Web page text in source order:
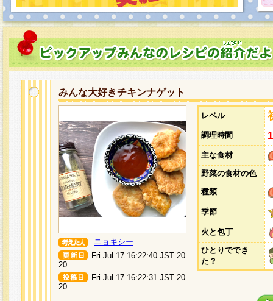
みんな大好きチキンナゲット
ニョキシー
Fri Jul 17 16:22:40 JST 20
20
Fri Jul 17 16:22:31 JST 20
20
レベル
調理時間
主な食材
野菜の食材の色
種類
季節
火と包丁
ひとりででき
た？